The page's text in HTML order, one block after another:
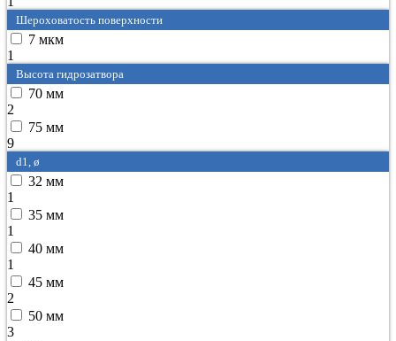
Шероховатость поверхности
7 мкм
1
Высота гидрозатвора
70 мм
2
75 мм
9
d1, ø
32 мм
1
35 мм
1
40 мм
1
45 мм
2
50 мм
3